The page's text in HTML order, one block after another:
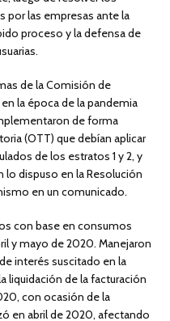
por las empresas ante la
proceso y la defensa de
de la Comisión de
en la época de la pandemia
de forma
(OTT) que debían aplicar
de los estratos 1 y 2, y
lo dispuso en la Resolución
en un comunicado.
con base en consumos
y mayo de 2020. Manejaron
interés suscitado en la
liquidación de la facturación
con ocasión de la
en abril de 2020, afectando